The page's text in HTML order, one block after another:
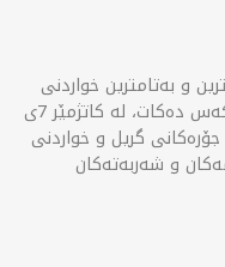
و بەتامترین خواردنی
نانی نیوەڕۆ و بۆفیەی نانی بەیانی پێشکەس دەکات، لە کاتژمێر 7ی
جۆرەکانی گریل و خواردنی
و شەربەتەکان